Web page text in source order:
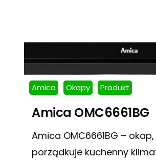
Amica Okapy Produkt
Amica OMC6661BG
Amica OMC6661BG –
porządkuje kuchenny